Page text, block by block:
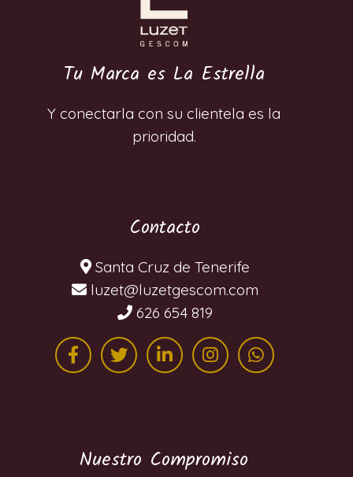
Tu Marca es La Estrella
Y conectarla con su clientela es la
prioridad.
Contacto
Santa Cruz de Tenerife
moc.mocsegtezul@tezul
626 654 819
Nuestro Compromiso